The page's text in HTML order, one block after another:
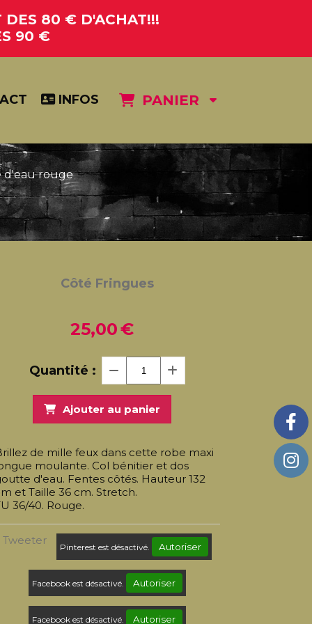
DES 80 € D'ACHAT!!!
90 €
INFOS PANIER
d'eau rouge
Côté Fringues
25,00€
Quantité :
Ajouter au panier
de mille feux dans cette robe maxi
moulante. Col bénitier et dos
d'eau. Fentes côtés. Hauteur 132
et Taille 36 cm. Stretch.
36/40. Rouge.
Tweeter
Pinterest est désactivé. Autoriser
Facebook est désactivé. Autoriser
Facebook est désactivé. Autoriser